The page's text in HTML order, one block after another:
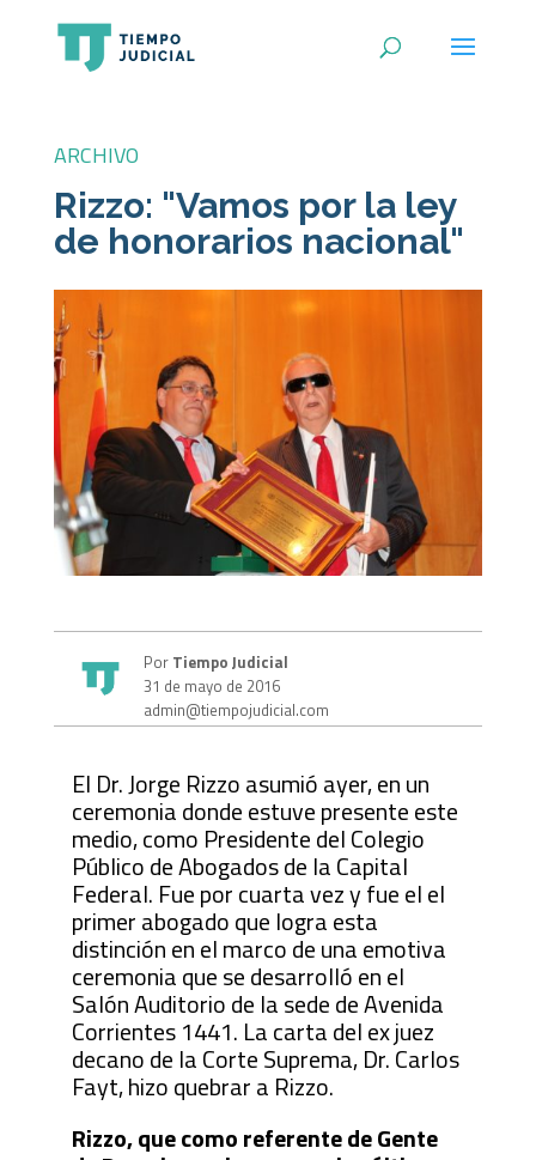
ARCHIVO
Rizzo: "Vamos por la ley
de honorarios nacional"
PorTiempo Judicial
31 de mayo de 2016
admin@tiempojudicial.com
El Dr. Jorge Rizzo asumió ayer, en un
ceremonia donde estuve presente este
medio, como Presidente del Colegio
Público de Abogados de la Capital
Federal. Fue por cuarta vez y fue el el
primer abogado que logra esta
distinción en el marco de una emotiva
ceremonia que se desarrolló en el
Salón Auditorio de la sede de Avenida
Corrientes 1441. La carta del ex juez
decano de la Corte Suprema, Dr. Carlos
Fayt, hizo quebrar a Rizzo.
Rizzo, que como referente de Gente